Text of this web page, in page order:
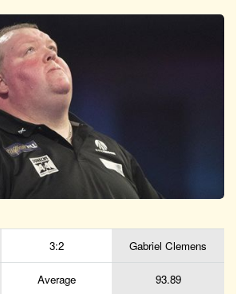
3:2 Gabriel Clemens
Average 93.89